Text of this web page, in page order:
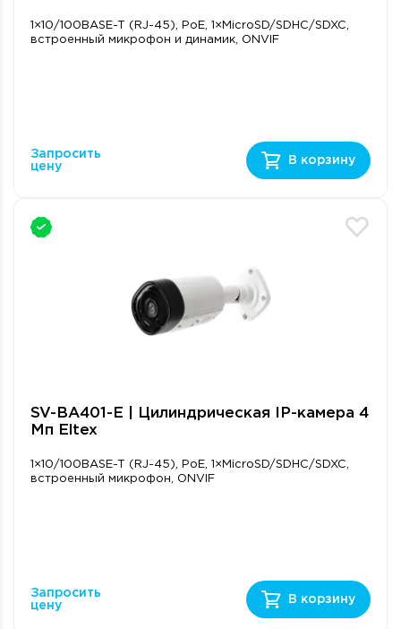
1×10/100BASE-T (RJ-45), PoE, 1×MicroSD/SDHC/SDXC,
встроенный микрофон и динамик, ONVIF
Запросить
цену
В корзину
SV-BА401-E | Цилиндрическая IP-камера 4
Мп Eltex
1×10/100BASE-T (RJ-45), PoE, 1×MicroSD/SDHC/SDXC,
встроенный микрофон, ONVIF
Запросить
цену
В корзину